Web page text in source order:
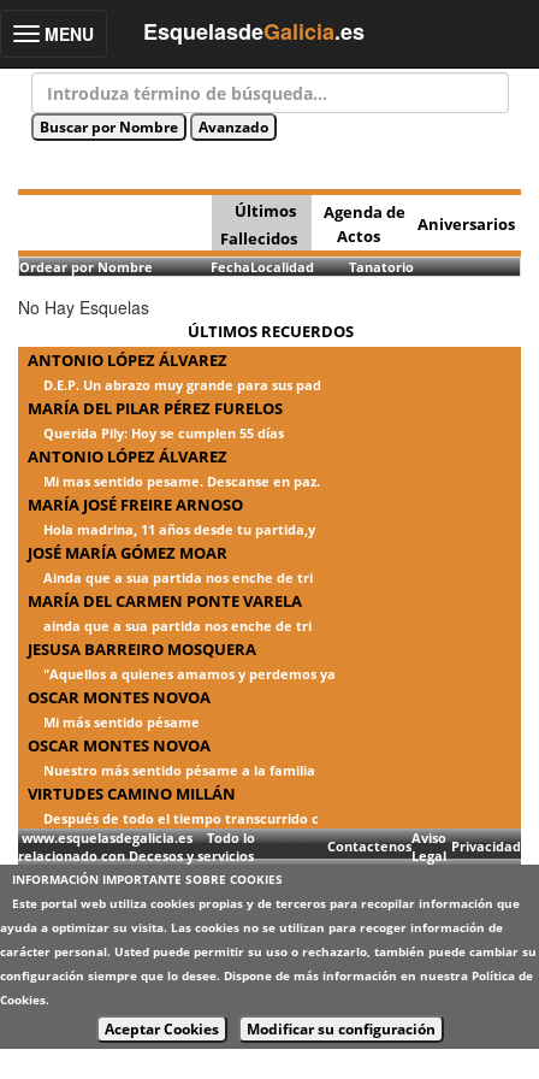
Toggle
MENU EsquelasdeGalicia.es
Últimos
Fallecidos
Agenda de
Actos
Aniversarios
Ordear por Nombre FechaLocalidad Tanatorio
No Hay Esquelas
ÚLTIMOS RECUERDOS
ANTONIO LÓPEZ ÁLVAREZ
D.E.P. Un abrazo muy grande para sus pad
MARÍA DEL PILAR PÉREZ FURELOS
Querida Pily: Hoy se cumplen 55 días
ANTONIO LÓPEZ ÁLVAREZ
Mi mas sentido pesame. Descanse en paz.
MARÍA JOSÉ FREIRE ARNOSO
Hola madrina, 11 años desde tu partida,y
JOSÉ MARÍA GÓMEZ MOAR
Ainda que a sua partida nos enche de tri
MARÍA DEL CARMEN PONTE VARELA
ainda que a sua partida nos enche de tri
JESUSA BARREIRO MOSQUERA
"Aquellos a quienes amamos y perdemos ya
OSCAR MONTES NOVOA
Mi más sentido pésame
OSCAR MONTES NOVOA
Nuestro más sentido pésame a la familia
VIRTUDES CAMINO MILLÁN
Después de todo el tiempo transcurrido c
www.esquelasdegalicia.es Todo lo
relacionado con Decesos y servicios
ContactenosAviso
Legal
Privacidad
INFORMACIÓN IMPORTANTE SOBRE COOKIES
Este portal web utiliza cookies propias y de terceros para recopilar información que
ayuda a optimizar su visita. Las cookies no se utilizan para recoger información de
carácter personal. Usted puede permitir su uso o rechazarlo, también puede cambiar su
configuración siempre que lo desee. Dispone de más información en nuestra Política de
Cookies.